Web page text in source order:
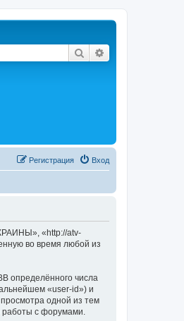
Поиск
Вход
Регистрация
«http://atv-
во время любой из
определённого числа
«user-id») и
одной из тем
с форумами.